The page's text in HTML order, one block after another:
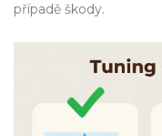
případě škody.